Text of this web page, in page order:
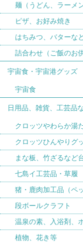
麺（うどん、ラーメ
ピザ、お好み焼き
はちみつ、バターな
詰合わせ（ご飯のお
宇宙食・宇宙港グッズ
宇宙食
日用品、雑貨、工芸品
クロッツやわらか湯
クロッツひんやりグ
まな板、竹ざるなど
七島イ工芸品・草履
猪・鹿肉加工品（ペ
段ボールクラフト
温泉の素、入浴剤、
植物、花き等